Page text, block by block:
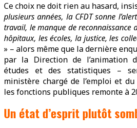
Ce choix ne doit rien au hasard,
plusieurs années, la CFDT sonne
travail, le manque de reconnaissance
hôpitaux, les écoles, la justice, les
» – alors même que la dernière
par la Direction de l’animation
études et des statistiques –
ministère chargé de l’emploi et
les fonctions publiques remonte à
Un état d’esprit plutôt